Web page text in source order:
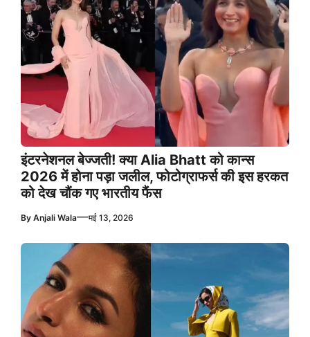
इंटरनेशनल बेज्जती! क्या Alia Bhatt को कान्स
2026 में होना पड़ा जलील, फोटोग्राफर्स की इस हरकत
को देख चौंक गए भारतीय फैंस
By Anjali Wala—मई 13, 2026